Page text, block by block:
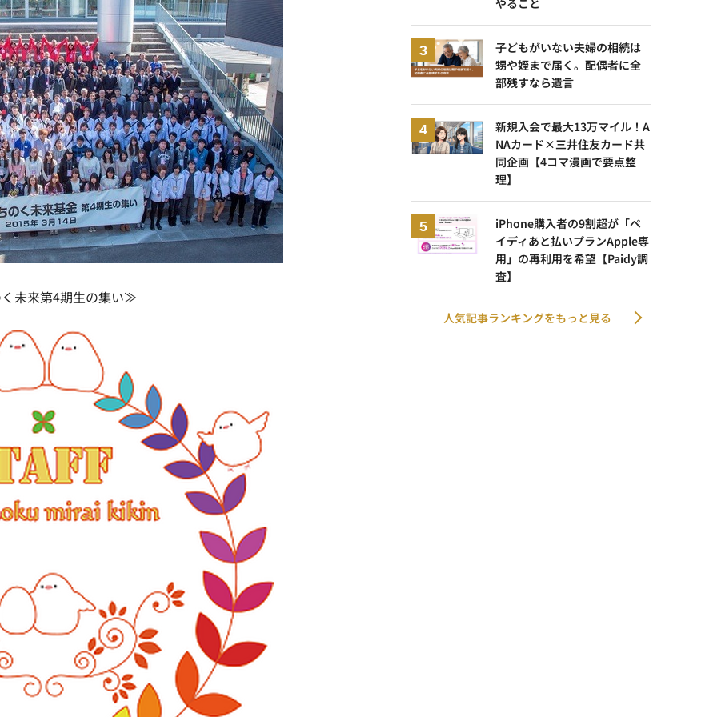
未来第4期生の集い≫
子どもがいない夫婦の相続は
甥や姪まで届く。配偶者に全
部残すなら遺言
新規入会で最大13万マイル！A
NAカード×三井住友カード共
同企画【4コマ漫画で要点整
理】
iPhone購入者の9割超が「ペ
イディあと払いプランApple専
用」の再利用を希望【Paidy調
査】
人気記事ランキングをもっと見る